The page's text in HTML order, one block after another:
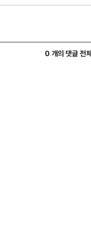
0 개의 댓글 전